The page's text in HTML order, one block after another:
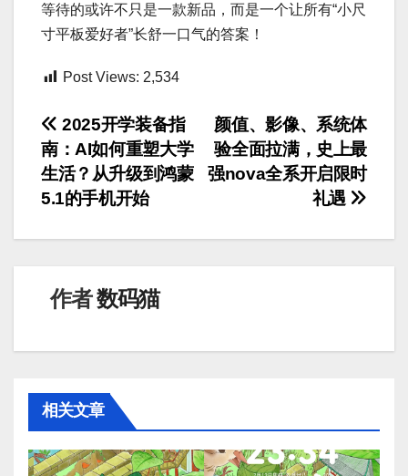
等待的或许不只是一款新品，而是一个让所有“小尺
寸平板爱好者”长舒一口气的答案！
Post Views: 2,534
文
章
导
航
颜值、影像、系统体
验全面拉满，史上最
强nova全系开启限时
礼遇
2025开学装备指
南：AI如何重塑大学
生活？从升级到鸿蒙
5.1的手机开始
作者数码猫
相关文章